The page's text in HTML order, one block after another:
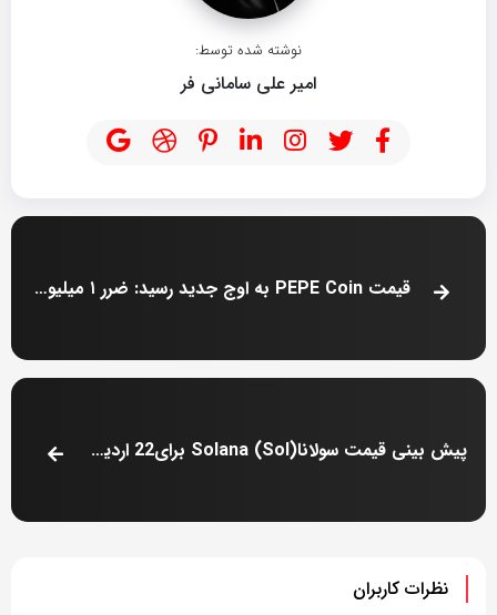
نوشته شده توسط:
امیر علی سامانی فر
قیمت PEPE Coin به اوج جدید رسید: ضرر ۱ میلیون دلاری برای فروشندگان
پیش بینی قیمت سولاناSolana (Sol) برای22 اردیبهشت : آیا بولز می تواند تجمع Breakout را بالاتر از 180 دلار گسترش دهد؟
نظرات کاربران